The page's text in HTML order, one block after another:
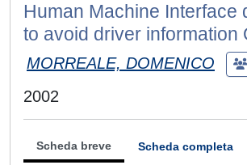
Human Machine Interface
to avoid driver information
MORREALE, DOMENICO
2002
Scheda breve Scheda completa